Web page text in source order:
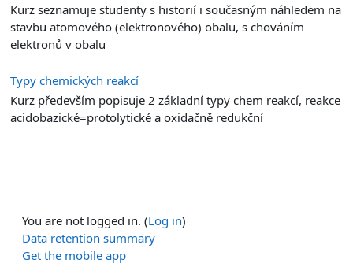
Kurz seznamuje studenty s historií i současným náhledem na
stavbu atomového (elektronového) obalu, s chováním
elektronů v obalu
Typy chemických reakcí
Kurz především popisuje 2 základní typy chem reakcí, reakce
acidobazické=protolytické a oxidačně redukční
You are not logged in. (Log in)
Data retention summary
Get the mobile app